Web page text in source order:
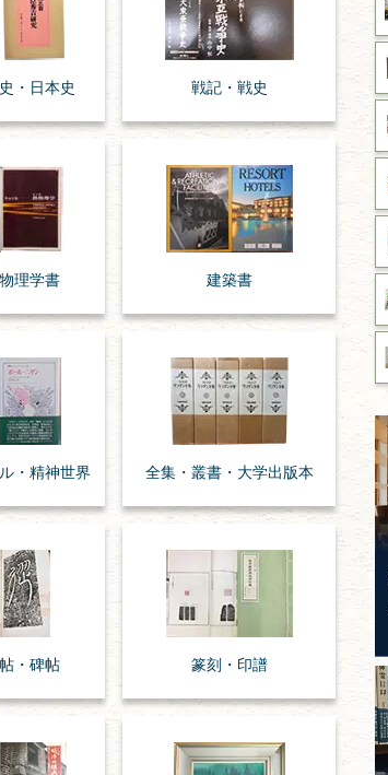
・ 日本史 戦記・戦史
物理学書 建築書
・ 精神世界 全集・ 叢書・ 大学出版本
・ 碑帖 篆刻・印譜